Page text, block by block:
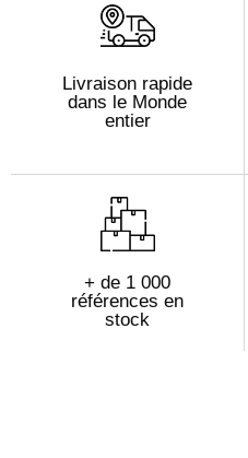
Livraison rapide
dans le Monde
entier
+ de 1 000
références en
stock